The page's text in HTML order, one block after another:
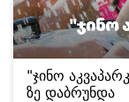
"ჯინო
ზე დაბრუნდა